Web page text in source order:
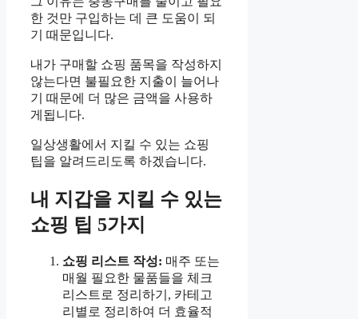
한 것만 구입하는 데 큰 도움이 되
기 때문입니다.
내가 구매할 쇼핑 품목을 작성하지
않는다면 불필요한 지출이 늘어나
기 때문에 더 많은 금액을 사용하
게됩니다.
일상생활에서 지킬 수 있는 쇼핑
팁을 알려드리도록 하겠습니다.
내 지갑을 지킬 수 있는
쇼핑 팁 5가지
쇼핑 리스트 작성: 매주 또는
매월 필요한 물품들을 체크
리스트로 정리하기, 카테고
리별로 정리하여 더 효율적